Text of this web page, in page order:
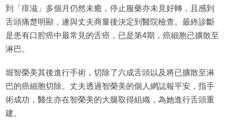
到「痱滋」多個月仍然未癒，停止服藥亦未見好轉，且感到
舌頭痛楚明顯，遂與丈夫商量後決定到醫院檢查。最終診斷
是患有口腔癌中最常見的舌癌，已是第4期，癌細胞已擴散至
淋巴。
堀智榮美其後進行手術，切除了六成舌頭以及將已擴散至淋
巴的癌細胞切除。丈夫透過智榮美的個人網誌報平安，指手
術成功，醫生亦在智榮美的大腿取得組織，為她進行舌頭重
建。